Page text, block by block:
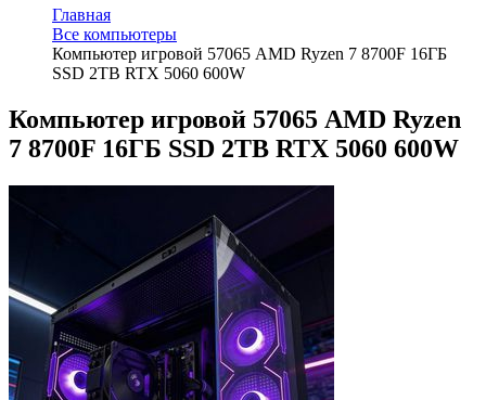
Главная
Все компьютеры
Компьютер игровой 57065 AMD Ryzen 7 8700F 16ГБ
SSD 2TB RTX 5060 600W
Компьютер игровой 57065 AMD Ryzen
7 8700F 16ГБ SSD 2TB RTX 5060 600W